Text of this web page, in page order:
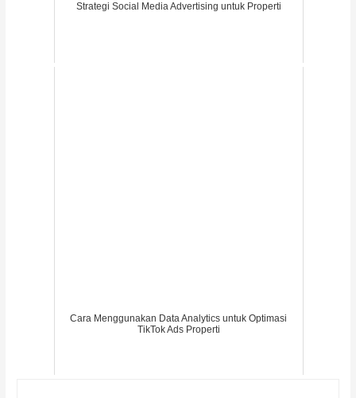
Strategi Social Media Advertising untuk Properti
Cara Menggunakan Data Analytics untuk Optimasi
TikTok Ads Properti